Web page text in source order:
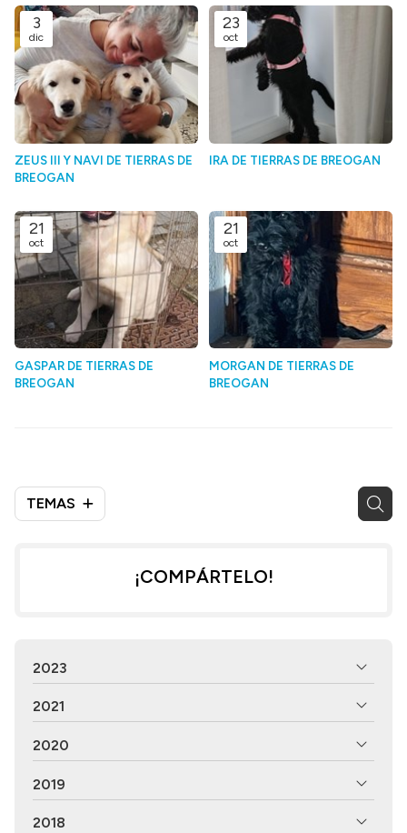
TEMAS
3
dic
ZEUS III Y NAVI DE TIERRAS DE
BREOGAN
23
oct
IRA DE TIERRAS DE BREOGAN
21
oct
GASPAR DE TIERRAS DE
BREOGAN
21
oct
MORGAN DE TIERRAS DE
BREOGAN
¡COMPÁRTELO!
2023
2021
2020
2019
2018